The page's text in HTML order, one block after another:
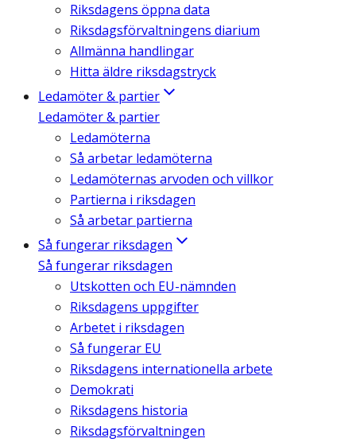
Riksdagens öppna data
Riksdagsförvaltningens diarium
Allmänna handlingar
Hitta äldre riksdagstryck
Ledamöter & partier
Ledamöter & partier
Ledamöterna
Så arbetar ledamöterna
Ledamöternas arvoden och villkor
Partierna i riksdagen
Så arbetar partierna
Så fungerar riksdagen
Så fungerar riksdagen
Utskotten och EU-nämnden
Riksdagens uppgifter
Arbetet i riksdagen
Så fungerar EU
Riksdagens internationella arbete
Demokrati
Riksdagens historia
Riksdagsförvaltningen